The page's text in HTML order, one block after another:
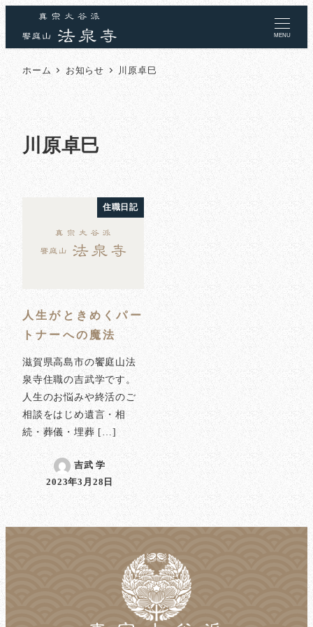
MENU
ホーム お知らせ 川原卓巳
川原卓巳
住職日記
人生がときめくパー
トナーへの魔法
滋賀県高島市の饗庭山法
泉寺住職の吉武学です。
人生のお悩みや終活のご
相談をはじめ遺言・相
続・葬儀・埋葬 […]
吉武 学
投稿日
2023年3月28日